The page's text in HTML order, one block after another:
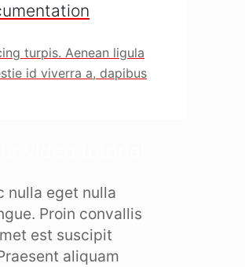
turpis. Aenean ligula
id viverra a, dapibus
nulla eget nulla
Proin convallis
est suscipit
aliquam